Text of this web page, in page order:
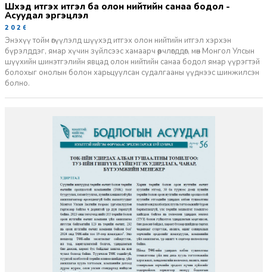
Шүүхэд итгэх итгэл ба олон нийтийн санаа бодол -
Асуудал эргэцүүлэл
2026-06-11
Энэхүү тойм өгүүлэлд шүүхэд итгэх олон нийтийн итгэл хэрхэн
бүрэлддэг, ямар хүчин зүйлсээс хамаарч өөрчлөгддөг, мөн Монгол Улсын
шүүхийн шинэтгэлийн явцад олон нийтийн санаа бодол ямар үүрэгтэй
болохыг онолын болон харьцуулсан судалгааны үүднээс шинжилсэн
болно.